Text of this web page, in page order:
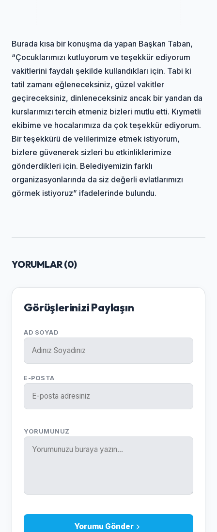
Burada kısa bir konuşma da yapan Başkan Taban,
“Çocuklarımızı kutluyorum ve teşekkür ediyorum
vakitlerini faydalı şekilde kullandıkları için. Tabi ki
tatil zamanı eğleneceksiniz, güzel vakitler
geçireceksiniz, dinleneceksiniz ancak bir yandan da
kurslarımızı tercih etmeniz bizleri mutlu etti. Kıymetli
ekibime ve hocalarımıza da çok teşekkür ediyorum.
Bir teşekkürü de velilerimize etmek istiyorum,
bizlere güvenerek sizleri bu etkinliklerimize
gönderdikleri için. Belediyemizin farklı
organizasyonlarında da siz değerli evlatlarımızı
görmek istiyoruz” ifadelerinde bulundu.
YORUMLAR (0)
Görüşlerinizi Paylaşın
AD SOYAD
E-POSTA
YORUMUNUZ
Yorumu Gönder